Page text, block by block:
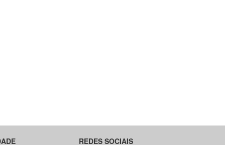
REDES SOCIAIS